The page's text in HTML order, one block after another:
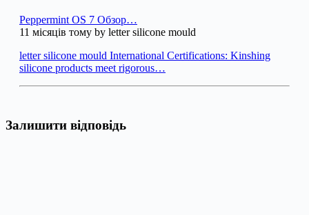
Peppermint OS 7 Обзор…
11 місяців тому by letter silicone mould
letter silicone mould International Certifications: Kinshing
silicone products meet rigorous…
Залишити відповідь